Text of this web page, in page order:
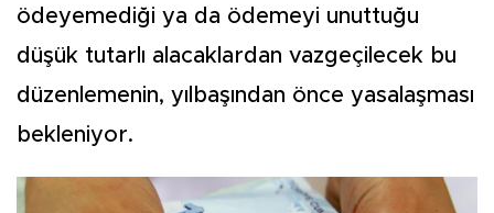
ödeyemediği ya da ödemeyi unuttuğu
düşük tutarlı alacaklardan vazgeçilecek bu
düzenlemenin, yılbaşından önce yasalaşması
bekleniyor.